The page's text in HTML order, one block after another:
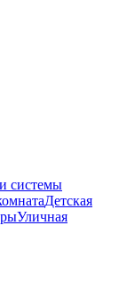
системы
Детская
Уличная